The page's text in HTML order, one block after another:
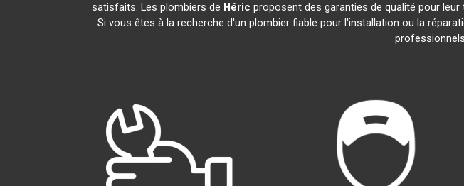
satisfaits. Les plombiers de Héric proposent des garanties de qualité pour
Si vous êtes à la recherche d'un plombier fiable pour l'installation ou la